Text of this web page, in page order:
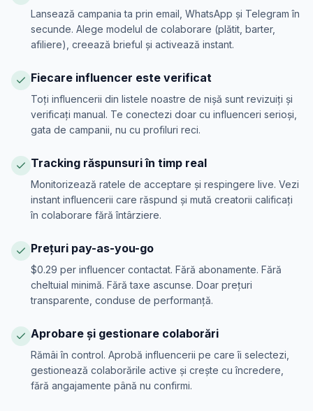
Lansează campania ta prin email, WhatsApp și Telegram în
secunde. Alege modelul de colaborare (plătit, barter,
afiliere), creează brieful și activează instant.
Fiecare influencer este verificat
Toți influencerii din listele noastre de nișă sunt revizuiți și
verificați manual. Te conectezi doar cu influenceri serioși,
gata de campanii, nu cu profiluri reci.
Tracking răspunsuri în timp real
Monitorizează ratele de acceptare și respingere live. Vezi
instant influencerii care răspund și mută creatorii calificați
în colaborare fără întârziere.
Prețuri pay-as-you-go
$0.29 per influencer contactat. Fără abonamente. Fără
cheltuial minimă. Fără taxe ascunse. Doar prețuri
transparente, conduse de performanță.
Aprobare și gestionare colaborări
Rămâi în control. Aprobă influencerii pe care îi selectezi,
gestionează colaborările active și crește cu încredere,
fără angajamente până nu confirmi.